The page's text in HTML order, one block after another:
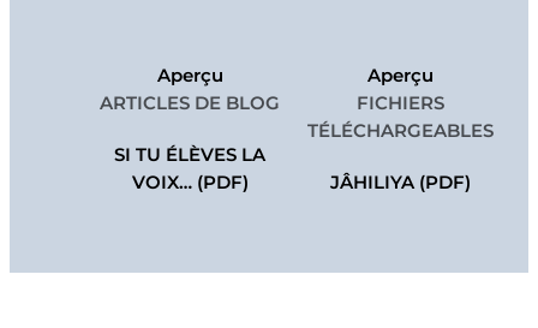
Aperçu
ARTICLES DE BLOG
SI TU ÉLÈVES LA
VOIX… (PDF)
Aperçu
FICHIERS
TÉLÉCHARGEABLES
JÂHILIYA (PDF)